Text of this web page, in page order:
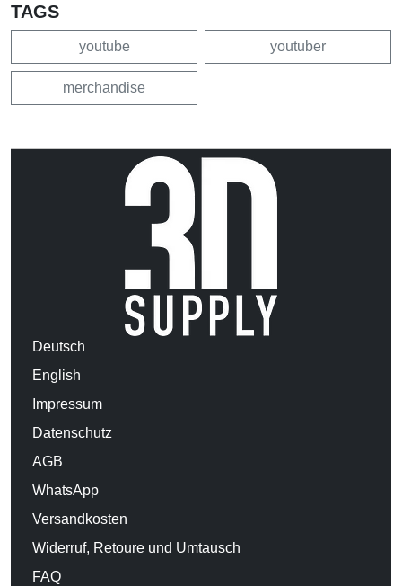
TAGS
youtube youtuber
merchandise
Deutsch
English
Impressum
Datenschutz
AGB
WhatsApp
Versandkosten
Widerruf, Retoure und Umtausch
FAQ